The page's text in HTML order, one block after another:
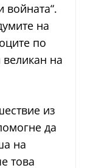
на
по
на
из
да
на
това